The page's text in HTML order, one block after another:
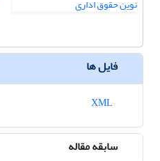
فایل ها
سابقه مقاله